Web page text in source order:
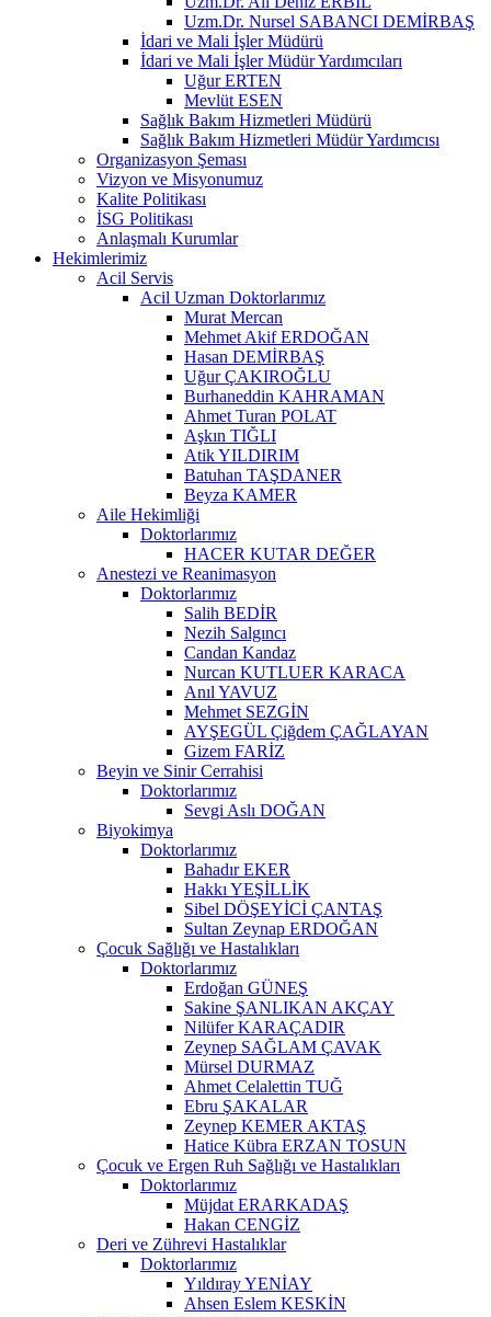
Uzm.Dr. Nursel SABANCI DEMİRBAŞ
İdari ve Mali İşler Müdürü
İdari ve Mali İşler Müdür Yardımcıları
Uğur ERTEN
Mevlüt ESEN
Sağlık Bakım Hizmetleri Müdürü
Sağlık Bakım Hizmetleri Müdür Yardımcısı
Organizasyon Şeması
Vizyon ve Misyonumuz
Kalite Politikası
İSG Politikası
Anlaşmalı Kurumlar
Hekimlerimiz
Acil Servis
Acil Uzman Doktorlarımız
Murat Mercan
Mehmet Akif ERDOĞAN
Hasan DEMİRBAŞ
Uğur ÇAKIROĞLU
Burhaneddin KAHRAMAN
Ahmet Turan POLAT
Aşkın TIĞLI
Atik YILDIRIM
Batuhan TAŞDANER
Beyza KAMER
Aile Hekimliği
Doktorlarımız
HACER KUTAR DEĞER
Anestezi ve Reanimasyon
Doktorlarımız
Salih BEDİR
Nezih Salgıncı
Candan Kandaz
Nurcan KUTLUER KARACA
Anıl YAVUZ
Mehmet SEZGİN
AYŞEGÜL Çiğdem ÇAĞLAYAN
Gizem FARİZ
Beyin ve Sinir Cerrahisi
Doktorlarımız
Sevgi Aslı DOĞAN
Biyokimya
Doktorlarımız
Bahadır EKER
Hakkı YEŞİLLİK
Sibel DÖŞEYİCİ ÇANTAŞ
Sultan Zeynap ERDOĞAN
Çocuk Sağlığı ve Hastalıkları
Doktorlarımız
Erdoğan GÜNEŞ
Sakine ŞANLIKAN AKÇAY
Nilüfer KARAÇADIR
Zeynep SAĞLAM ÇAVAK
Mürsel DURMAZ
Ahmet Celalettin TUĞ
Ebru ŞAKALAR
Zeynep KEMER AKTAŞ
Hatice Kübra ERZAN TOSUN
Çocuk ve Ergen Ruh Sağlığı ve Hastalıkları
Doktorlarımız
Müjdat ERARKADAŞ
Hakan CENGİZ
Deri ve Zührevi Hastalıklar
Doktorlarımız
Yıldıray YENİAY
Ahsen Eslem KESKİN